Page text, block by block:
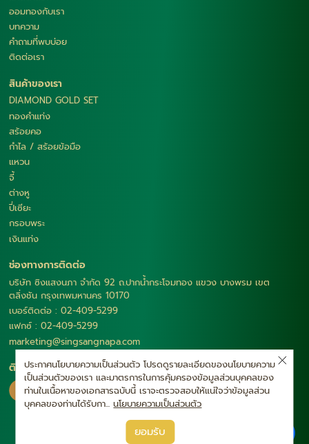
ออมทองกับเรา
บทความ
คำถามที่พบบ่อย
ติดต่อเรา
สินค้าของเรา
DIAMOND GOLD SET
ทองคำแท่ง
สร้อยคอ
กำไล / สร้อยข้อมือ
แหวน
จี้
ต่างหู
ปี่เซียะ
กรอบพระ
เงินแท่ง
ช่องทางการติดต่อ
บริษัท ซิงแสงนภา จำกัด 92 ถ.ปากน้ำกระโจมทอง แขวง บางพรม เขต
ตลิ่งชัน กรุงเทพมหานคร 10170
เบอร์ติดต่อ : 02-409-5299
แฟกซ์ : 02-409-5299
marketing@singsangnapa.com
ติดตามเรา
|
ประกาศนโยบายความเป็นส่วนตัว โปรดดูรายละเอียดของนโยบายความ
เป็นส่วนตัวของเรา และมาตรการในการคุ้มครองข้อมูลส่วนบุคคลของ
ท่านในเนื้อหาของเอกสารฉบับนี้ เราจะตรวจสอบให้แน่ใจว่าข้อมูลส่วน
บุคคลของท่านได้รับกา... นโยบายความเป็นส่วนตัว
ยอมรับ